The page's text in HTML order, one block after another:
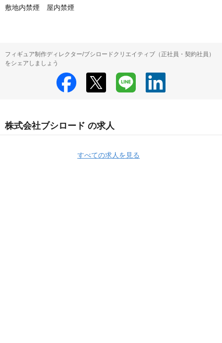
敷地内禁煙　屋内禁煙
フィギュア制作ディレクター/ブシロードクリエイティブ（正社員・契約社員）
をシェアしましょう
株式会社ブシロード の求人
すべての求人を見る